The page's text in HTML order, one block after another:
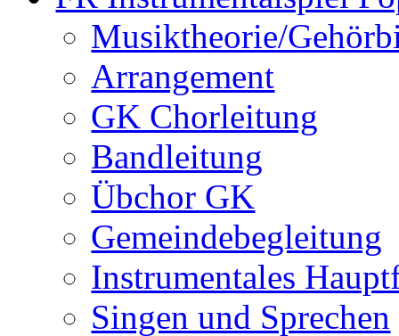
Musiktheorie/
Arrangement
GK Chorleitung
Bandleitung
Übchor GK
Gemeindebegleitung
Instrumentales
Singen und Sprechen